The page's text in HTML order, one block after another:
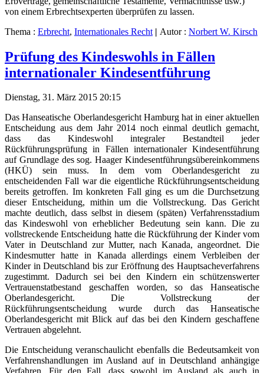
von einem Erbrechtsexperten überprüfen zu lassen.
Thema : Erbrecht, Internationales Recht | Autor : Norbert W. Kirsch
Prüfung des Kindeswohls in Fällen
internationaler Kindesentführung
Dienstag, 31. März 2015 20:15
Das Hanseatische Oberlandesgericht Hamburg hat in einer aktuellen
Entscheidung aus dem Jahr 2014 noch einmal deutlich gemacht,
dass das Kindeswohl integraler Bestandteil jeder
Rückführungsprüfung in Fällen internationaler Kindesentführung
auf Grundlage des sog. Haager Kindesentführungsübereinkommens
(HKÜ) sein muss. In dem vom Oberlandesgericht zu
entscheidenden Fall war die eigentliche Rückführungsentscheidung
bereits getroffen. Im konkreten Fall ging es um die Durchsetzung
dieser Entscheidung, mithin um die Vollstreckung. Das Gericht
machte deutlich, dass selbst in diesem (späten) Verfahrensstadium
das Kindeswohl von erheblicher Bedeutung sein kann. Die zu
vollstreckende Entscheidung hatte die Rückführung der Kinder vom
Vater in Deutschland zur Mutter, nach Kanada, angeordnet. Die
Kindesmutter hatte in Kanada allerdings einem Verbleiben der
Kinder in Deutschland bis zur Eröffnung des Hauptsacheverfahrens
zugestimmt. Dadurch sei bei den Kindern ein schützenswerter
Vertrauenstatbestand geschaffen worden, so das Hanseatische
Oberlandesgericht. Die Vollstreckung der
Rückführungsentscheidung wurde durch das Hanseatische
Oberlandesgericht mit Blick auf das bei den Kindern geschaffene
Vertrauen abgelehnt.
Die Entscheidung veranschaulicht ebenfalls die Bedeutsamkeit von
Verfahrenshandlungen im Ausland auf in Deutschland anhängige